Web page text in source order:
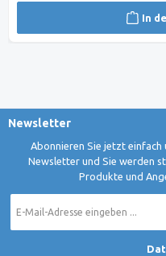
In
Newsletter
Abonnieren Sie jetzt einfach
Newsletter und Sie werden
Produkte und
Mail-